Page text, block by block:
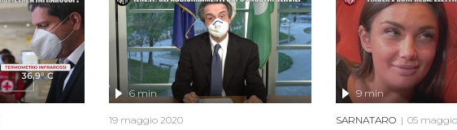
6 min
19 maggio 2020
9 min
SARNATARO 05